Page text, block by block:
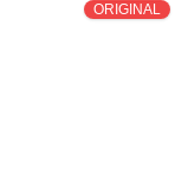
ORIGINAL